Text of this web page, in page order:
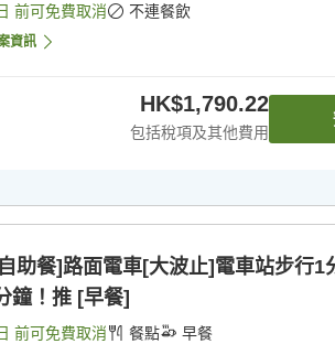
前可免費取消 不連餐飲
資訊
HK$1,790.22
包括稅項及其他費用
助餐]路面電車[大波止]電車站步行1
鐘！推 [早餐]
前可免費取消 餐點 早餐